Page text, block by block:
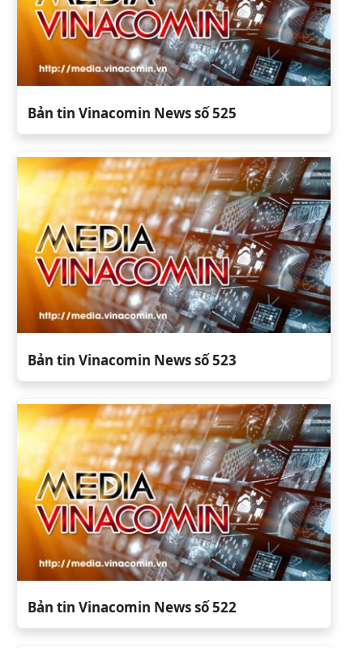
Bản tin Vinacomin News số 525
Bản tin Vinacomin News số 523
Bản tin Vinacomin News số 522